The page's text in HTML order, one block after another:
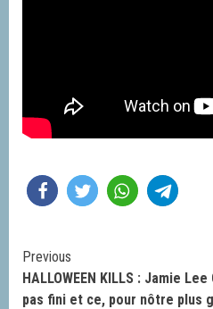
Continue
Reading
Previous
HALLOWEEN KILLS : Jamie
pas fini et ce, pour nôtre plus